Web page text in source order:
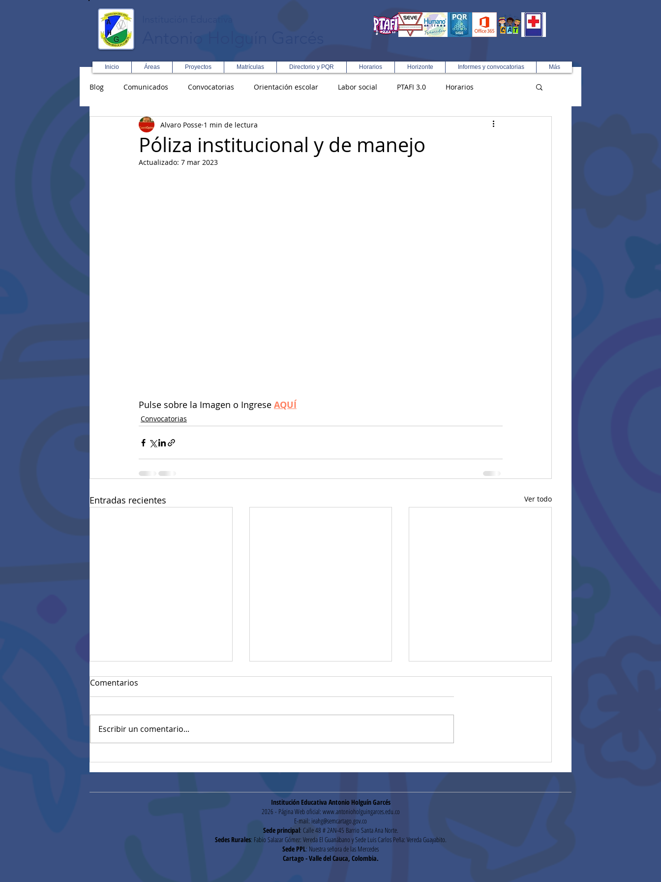
Inicio Áreas Proyectos Matrículas Directorio y PQR Horarios Horizonte Informes y convocatorias Más
Blog Comunicados Convocatorias Orientación escolar Labor social PTAFI 3.0 Horarios
Asopadres SENA Formación Integral en Turismo
Educación Física R y D Inglés
Póliza institucional y de manejo
Alvaro Posse 1 min de lectura
Actualizado: 7 mar 2023
Pulse sobre la Imagen o Ingrese AQUÍ
Convocatorias
Entradas recientes Ver todo
eléctricos (27/01/2026)
mantenimiento de cámaras,
contable 2026 (27/01/2026)
Comentarios
Escribir un comentario...
Institución Educativa Antonio Holguín Garcés
2026 - Página Web oficial: www.antonioholguingarces.edu.co
E-mail: ieahg@semcartago.gov.co
Sede principal: Calle 48 # 2AN-45 Barrio Santa Ana Norte.
Sedes Rurales: Fabio Salazar Gómez: Vereda El Guanábano y Sede Luis Carlos Peña: Vereda Guayabito.
Sede PPL: Nuestra señora de las Mercedes
Cartago - Valle del Cauca, Colombia.